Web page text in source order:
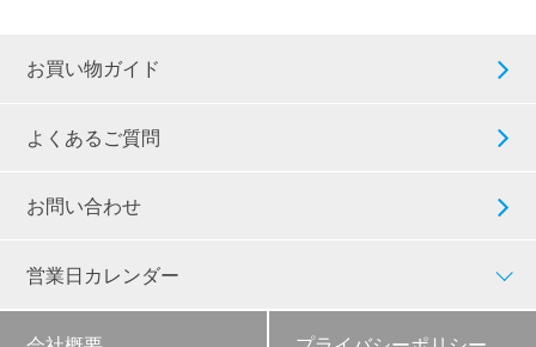
お買い物ガイド
よくあるご質問
お問い合わせ
営業日カレンダー